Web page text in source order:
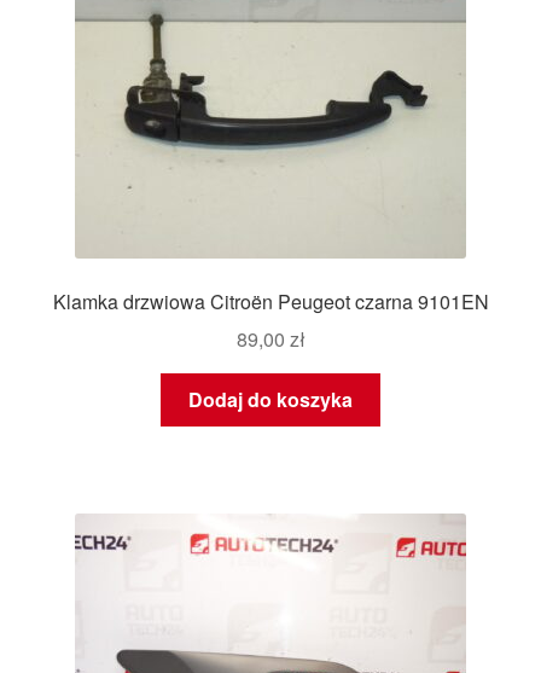
Klamka drzwiowa Citroën Peugeot czarna 9101EN
89,00 zł
Dodaj do koszyka